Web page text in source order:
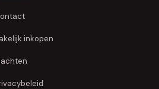
inkopen